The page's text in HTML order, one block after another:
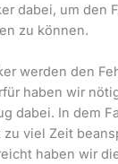
dabei, um den
zu können.
werden den
haben wir
dabei. In dem
zu viel Zeit
haben wir